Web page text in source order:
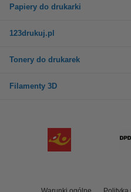
Papiery do drukarki
123drukuj.pl
Tonery do drukarek
Filamenty 3D